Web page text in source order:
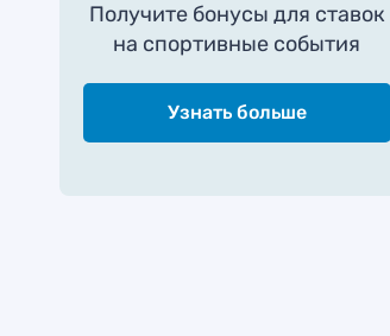
Получите бонусы для ставок
на спортивные события
Узнать больше